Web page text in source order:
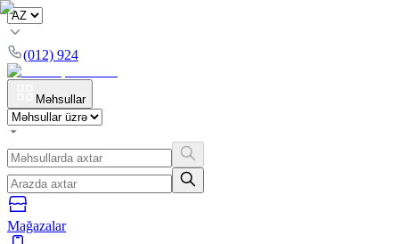
(012) 924
Məhsullar
Mağazalar